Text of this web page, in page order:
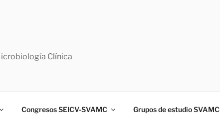
Clínica
Congresos SEICV-SVAMC Grupos de estudio SVAMC